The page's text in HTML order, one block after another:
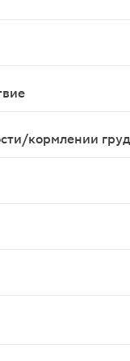
в состав
кормлении